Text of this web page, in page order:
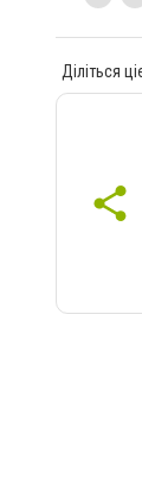
Діліться